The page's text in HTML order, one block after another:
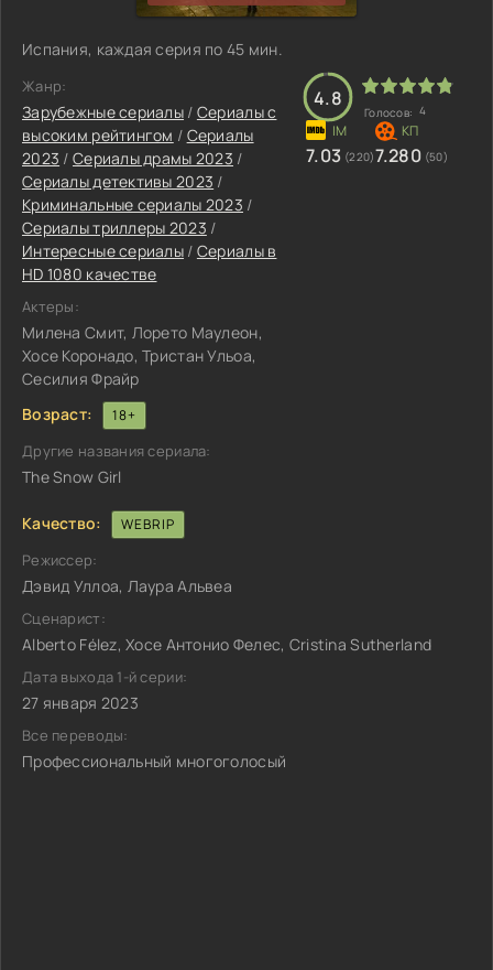
Испания, каждая серия по 45 мин.
Жанр:
Зарубежные сериалы / Сериалы с
высоким рейтингом / Сериалы
2023 / Сериалы драмы 2023 /
Сериалы детективы 2023 /
Криминальные сериалы 2023 /
Сериалы триллеры 2023 /
Интересные сериалы / Сериалы в
HD 1080 качестве
Актеры:
Милена Смит, Лорето Маулеон,
Хосе Коронадо, Тристан Ульоа,
Сесилия Фрайр
Возраст:
18+
Другие названия сериала:
The Snow Girl
4.8
Голосов: 4
7.03 (220)7.280 (50)
Качество: WEBRIP
Режиссер:
Дэвид Уллоа, Лаура Альвеа
Сценарист:
Alberto Félez, Хосе Антонио Фелес, Cristina Sutherland
Дата выхода 1-й серии:
27 января 2023
Все переводы:
Профессиональный многоголосый